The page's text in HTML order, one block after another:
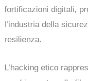
fortificazioni digitali,
l’industria della
resilienza.
L’hacking etico